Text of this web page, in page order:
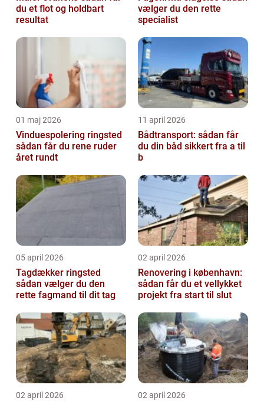
du et flot og holdbart
resultat
vælger du den rette
specialist
01 maj 2026
Vinduespolering ringsted
sådan får du rene ruder
året rundt
11 april 2026
Bådtransport: sådan får
du din båd sikkert fra a til
b
05 april 2026
Tagdækker ringsted
sådan vælger du den
rette fagmand til dit tag
02 april 2026
Renovering i københavn:
sådan får du et vellykket
projekt fra start til slut
02 april 2026 02 april 2026